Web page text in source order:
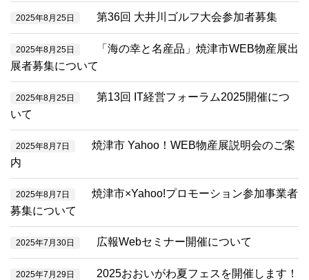
2025年8月25日 第36回 大井川ゴルフ大会参加者募集
2025年8月25日
「海の幸と名産品」焼津市WEB物産展出
展者募集について
2025年8月25日
第13回 IT経営フォーラム2025開催につ
いて
2025年8月7日
焼津市 Yahoo！WEB物産展説明会のご案
内
2025年8月7日
焼津市×Yahoo!プロモーション参加事業者
募集について
2025年7月30日 広報Webセミナー開催について
2025年7月29日 2025おおいがわ夏フェスを開催します！